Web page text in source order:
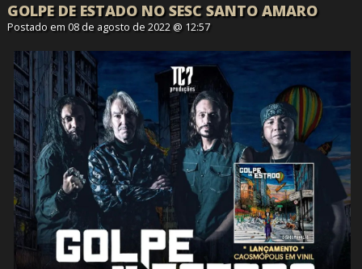
GOLPE DE ESTADO NO SESC SANTO AMARO
Postado em 08 de agosto de 2022 @ 12:57